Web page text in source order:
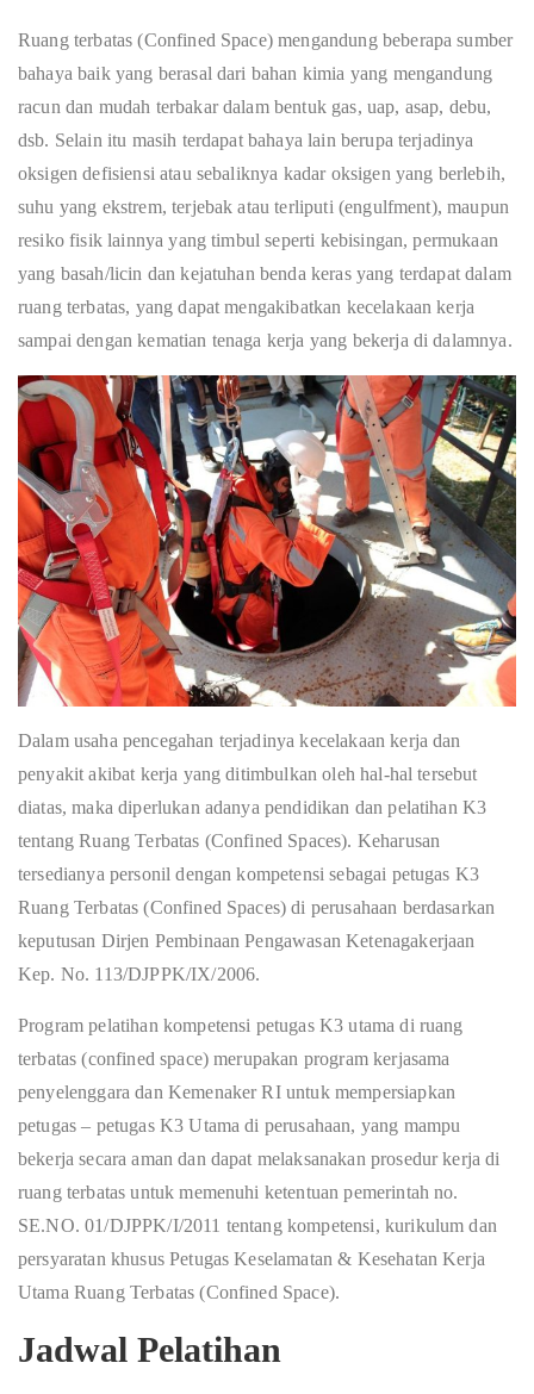
Ruang terbatas (Confined Space) mengandung beberapa sumber
bahaya baik yang berasal dari bahan kimia yang mengandung
racun dan mudah terbakar dalam bentuk gas, uap, asap, debu,
dsb. Selain itu masih terdapat bahaya lain berupa terjadinya
oksigen defisiensi atau sebaliknya kadar oksigen yang berlebih,
suhu yang ekstrem, terjebak atau terliputi (engulfment), maupun
resiko fisik lainnya yang timbul seperti kebisingan, permukaan
yang basah/licin dan kejatuhan benda keras yang terdapat dalam
ruang terbatas, yang dapat mengakibatkan kecelakaan kerja
sampai dengan kematian tenaga kerja yang bekerja di dalamnya.
Dalam usaha pencegahan terjadinya kecelakaan kerja dan
penyakit akibat kerja yang ditimbulkan oleh hal-hal tersebut
diatas, maka diperlukan adanya pendidikan dan pelatihan K3
tentang Ruang Terbatas (Confined Spaces). Keharusan
tersedianya personil dengan kompetensi sebagai petugas K3
Ruang Terbatas (Confined Spaces) di perusahaan berdasarkan
keputusan Dirjen Pembinaan Pengawasan Ketenagakerjaan
Kep. No. 113/DJPPK/IX/2006.
Program pelatihan kompetensi petugas K3 utama di ruang
terbatas (confined space) merupakan program kerjasama
penyelenggara dan Kemenaker RI untuk mempersiapkan
petugas – petugas K3 Utama di perusahaan, yang mampu
bekerja secara aman dan dapat melaksanakan prosedur kerja di
ruang terbatas untuk memenuhi ketentuan pemerintah no.
SE.NO. 01/DJPPK/I/2011 tentang kompetensi, kurikulum dan
persyaratan khusus Petugas Keselamatan & Kesehatan Kerja
Utama Ruang Terbatas (Confined Space).
Jadwal Pelatihan